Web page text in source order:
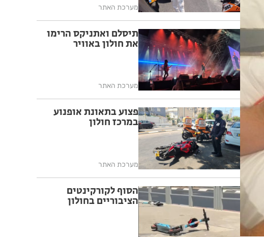
מערכת האתר
תיסלם ואתניקס הרימו
את חולון באוויר
מערכת האתר
פצוע בתאונת אופנוע
במרכז חולון
מערכת האתר
הסוף לקורקינטים
הציבוריים בחולון